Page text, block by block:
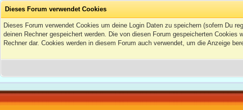
Dieses Forum verwendet Cookies
Dieses Forum verwendet Cookies um deine Login Daten zu speichern (sofern Du
deinen Rechner gespeichert werden. Die von diesen Forum gespeicherten
Rechner dar. Cookies werden in diesem Forum auch verwendet, um die Anzeige